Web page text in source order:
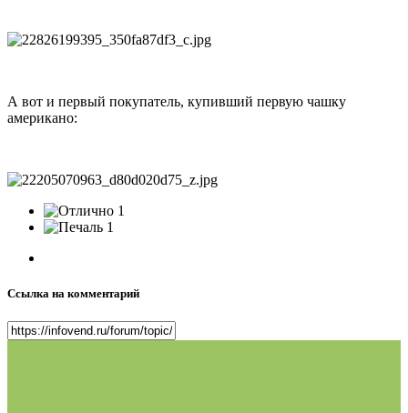
А вот и первый покупатель, купивший первую чашку
американо:
1
1
Ссылка на комментарий